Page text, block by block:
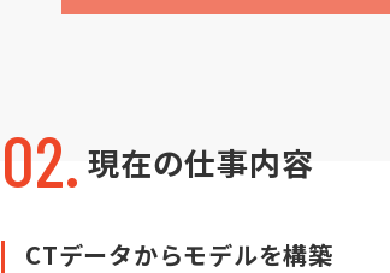
02. 現在の仕事内容
CTデータからモデルを構築